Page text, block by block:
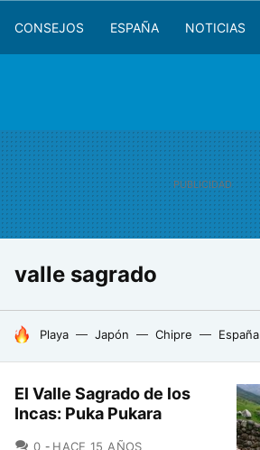
CONSEJOS ESPAÑA NOTICIAS
valle sagrado
HOY SE HABLA DE
Playa Japón Chipre España
El Valle Sagrado de los
Incas: Puka Pukara
0 COMENTARIOS
HACE 15 AÑOS